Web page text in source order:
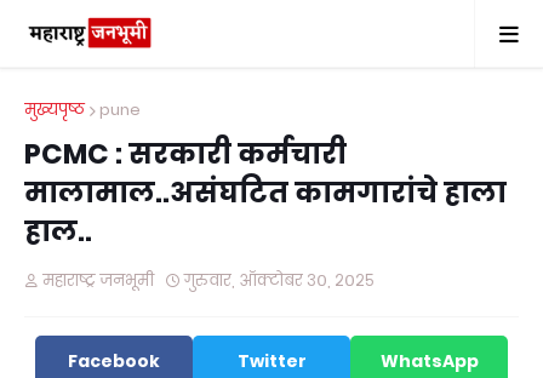
मुख्यपृष्ठ pune
PCMC : सरकारी कर्मचारी
मालामाल..असंघटित कामगारांचे हाला
हाल..
महाराष्ट्र जनभूमी गुरुवार, ऑक्टोबर ३०, २०२५
Facebook Twitter WhatsApp